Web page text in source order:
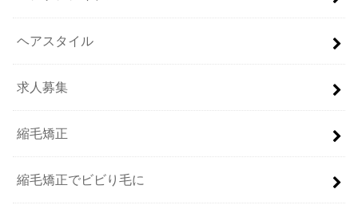
ヘアスタイル
求人募集
縮毛矯正
縮毛矯正でビビり毛に